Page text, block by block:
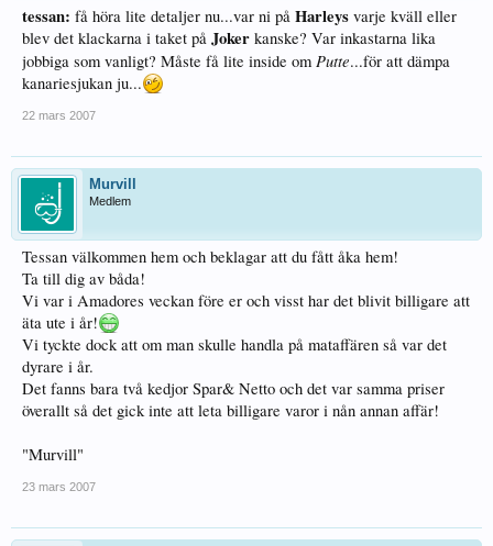
tessan: få höra lite detaljer nu...var ni på Harleys varje kväll eller
blev det klackarna i taket på Joker kanske? Var inkastarna lika
jobbiga som vanligt? Måste få lite inside om Putte...för att dämpa
kanariesjukan ju...
22 mars 2007
Murvill
Medlem
Tessan välkommen hem och beklagar att du fått åka hem!
Ta till dig av båda!
Vi var i Amadores veckan före er och visst har det blivit billigare att
äta ute i år!
Vi tyckte dock att om man skulle handla på mataffären så var det
dyrare i år.
Det fanns bara två kedjor Spar& Netto och det var samma priser
överallt så det gick inte att leta billigare varor i nån annan affär!
"Murvill"
23 mars 2007